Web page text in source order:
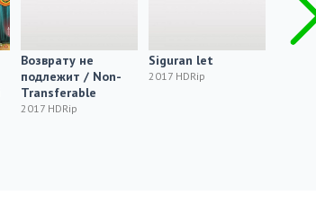
Возврату не
подлежит / Non-
Transferable
2017 HDRip
Siguran let
2017 HDRip